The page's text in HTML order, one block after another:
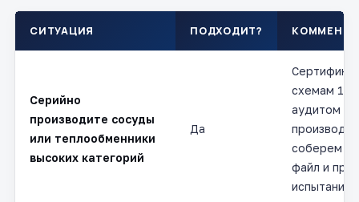
СИТУАЦИЯ ПОДХОДИТ?
Серийно
производите сосуды
или теплообменники
высоких категорий
Да
схемам 1с
аудитом
соберем
файл и
испытаний.